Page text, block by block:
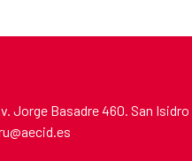
Jorge Basadre 460. San Isidro